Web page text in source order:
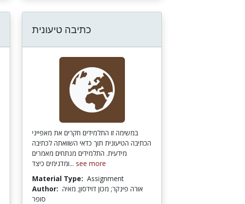
כתיבה טיעונית
במשימה זו התלמידים חקרים את מאפייני
הכתיבה הטיעונית תוך כדאי השוואתה לכתיבה
מידעית. התלמידים מנתחים מאמרים
ומדגימים כיצד... see more
Material Type: Assignment
Author: אורה פינקר; מכון דוידסון; מאיה
סופר